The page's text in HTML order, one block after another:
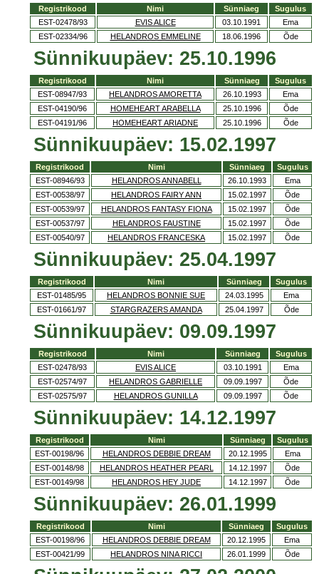
Registrikood Nimi Sünniaeg
Sugulus
EST-02478/93
EVIS ALICE 03.10.1991
Ema
EST-02334/96
HELANDROS EMMELINE 18.06.1996 Õde
Sünnikuupäev: 25.10.1996
Registrikood Nimi Sünniaeg
Sugulus
EST-08947/93
HELANDROS AMORETTA 26.10.1993
Ema
EST-04190/96
HOMEHEART ARABELLA 25.10.1996
Õde
EST-04191/96
HOMEHEART ARIADNE 25.10.1996 Õde
Sünnikuupäev: 15.02.1997
Registrikood Nimi Sünniaeg
Sugulus
EST-08946/93
HELANDROS ANNABELL 26.10.1993
Ema
EST-00538/97
HELANDROS FAIRY ANN 15.02.1997
Õde
EST-00539/97
HELANDROS FANTASY FIONA 15.02.1997
Õde
EST-00537/97
HELANDROS FAUSTINE 15.02.1997
Õde
EST-00540/97
HELANDROS FRANCESKA 15.02.1997 Õde
Sünnikuupäev: 25.04.1997
Registrikood Nimi Sünniaeg
Sugulus
EST-01485/95
HELANDROS BONNIE SUE 24.03.1995
Ema
EST-01661/97
STARGRAZERS AMANDA 25.04.1997 Õde
Sünnikuupäev: 09.09.1997
Registrikood Nimi Sünniaeg
Sugulus
EST-02478/93
EVIS ALICE 03.10.1991
Ema
EST-02574/97
HELANDROS GABRIELLE 09.09.1997
Õde
EST-02575/97
HELANDROS GUNILLA 09.09.1997 Õde
Sünnikuupäev: 14.12.1997
Registrikood Nimi Sünniaeg
Sugulus
EST-00198/96
HELANDROS DEBBIE DREAM 20.12.1995
Ema
EST-00148/98
HELANDROS HEATHER PEARL 14.12.1997
Õde
EST-00149/98
HELANDROS HEY JUDE 14.12.1997 Õde
Sünnikuupäev: 26.01.1999
Registrikood Nimi Sünniaeg
Sugulus
EST-00198/96
HELANDROS DEBBIE DREAM 20.12.1995
Ema
EST-00421/99
HELANDROS NINA RICCI 26.01.1999 Õde